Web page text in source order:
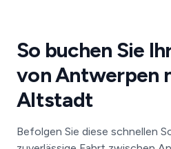
So buchen Sie
von Antwerpen
Altstadt
Befolgen Sie diese schnellen